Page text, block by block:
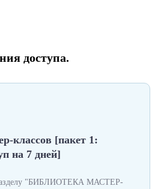
доступа.
классов [пакет 1:
на 7 дней]
"БИБЛИОТЕКА МАСТЕР-